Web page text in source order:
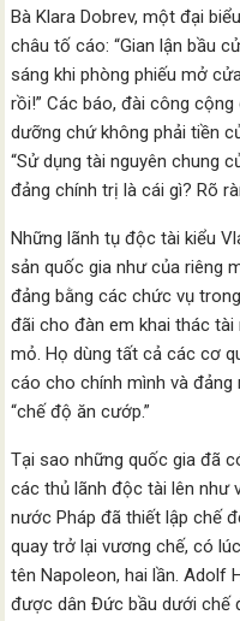
Bà Klara Dobrev, một đại
châu tố cáo: “Gian lận bầu
sáng khi phòng phiếu mở
rồi!” Các báo, đài công
dưỡng chứ không phải tiền
“Sử dụng tài nguyên chung
đảng chính trị là cái gì? Rõ
Những lãnh tụ độc tài kiểu
sản quốc gia như của riêng
đảng bằng các chức vụ
đãi cho đàn em khai thác tài
mỏ. Họ dùng tất cả các cơ
cáo cho chính mình và
“chế độ ăn cướp.”
Tại sao những quốc gia đã
các thủ lãnh độc tài lên như
nước Pháp đã thiết lập chế
quay trở lại vương chế, có
tên Napoleon, hai lần. Adolf
được dân Đức bầu dưới chế